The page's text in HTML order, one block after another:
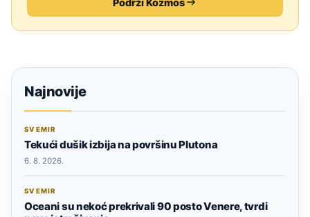
Najnovije
SVEMIR
Tekući dušik izbija na površinu Plutona
6. 8. 2026.
SVEMIR
Oceani su nekoć prekrivali 90 posto Venere, tvrdi